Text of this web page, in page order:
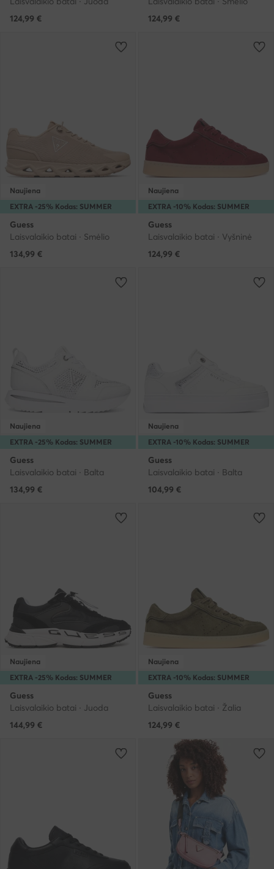
124,99 €
124,99 €
EXTRA -25% Kodas: SUMMER
Naujiena
Guess
Laisvalaikio batai · Smėlio
134,99 €
EXTRA -10% Kodas: SUMMER
Naujiena
Guess
Laisvalaikio batai · Vyšninė
124,99 €
EXTRA -25% Kodas: SUMMER
Naujiena
Guess
Laisvalaikio batai · Balta
134,99 €
EXTRA -10% Kodas: SUMMER
Naujiena
Guess
Laisvalaikio batai · Balta
104,99 €
EXTRA -25% Kodas: SUMMER
Naujiena
Guess
Laisvalaikio batai · Juoda
144,99 €
EXTRA -10% Kodas: SUMMER
Naujiena
Guess
Laisvalaikio batai · Žalia
124,99 €